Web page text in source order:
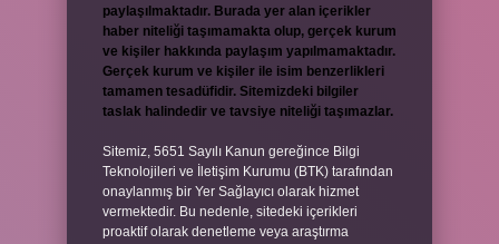
paylaşılmaktadır. Burada yer alan içerikler
haber niteliği taşımamakta olup, gerçek kurum
ve kişiler hakkında paylaşım yapılmamaktadır.
Gerçek kurum ve kişiler ile isim benzerlikleri
tamamen tesadüfidir. Sitemizdeki bilgiler
taslak halindedir ve tavsiye niteliği taşımazlar.
Sitemiz, 5651 Sayılı Kanun gereğince Bilgi
Teknolojileri ve İletişim Kurumu (BTK) tarafından
onaylanmış bir Yer Sağlayıcı olarak hizmet
vermektedir. Bu nedenle, sitedeki içerikleri
proaktif olarak denetleme veya araştırma